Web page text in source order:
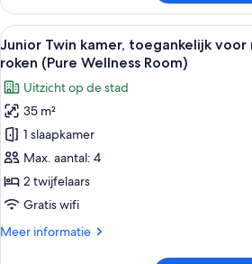
niet-
roken
(Plus)
Alle
foto's
voor
Junior
Twin
kamer,
toegankelijk
voor
mindervaliden,
roken
Een
6
Junior Twin kamer, toegankelijk
roken (Pure Wellness Room)
Uitzicht op de stad
35 m²
1 slaapkamer
Max. aantal: 4
2 twijfelaars
Gratis wifi
Meer informatie
Meer